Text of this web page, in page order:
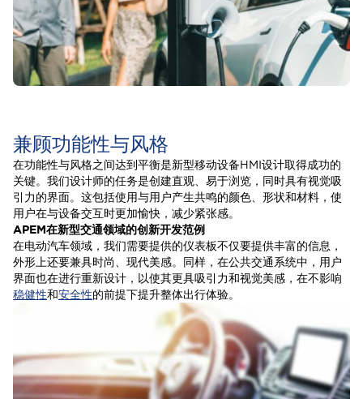
兼顾功能性与风格
在功能性与风格之间达到平衡是新型移动设备HMI设计取得成功的
关键。我们设计师的任务是创建直观、易于浏览，同时具有视觉吸
引力的界面。这包括使用与用户产生共鸣的颜色、形状和材料，使
用户在与设备交互时更加愉快，减少紧张感。
APEM在新型交通领域的创新开发范例
在电动汽车领域，我们需要提供的仪表板不仅要提供丰富的信息，
外形上还要兼具时尚、现代美感。同样，在公共交通系统中，用户
界面也在进行重新设计，以使其更具吸引力和视觉美感，在不影响
稳健性和安全性的前提下提升整体出行体验。